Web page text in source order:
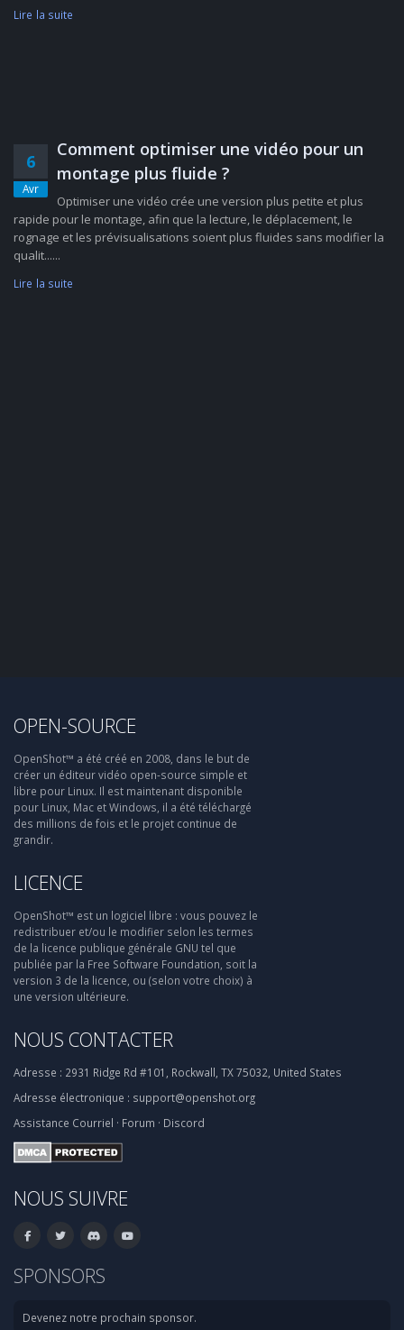
Lire la suite
6
Avr
Comment optimiser une vidéo pour un
montage plus fluide ?
Optimiser une vidéo crée une version plus petite et plus
rapide pour le montage, afin que la lecture, le déplacement, le
rognage et les prévisualisations soient plus fluides sans modifier la
qualit......
Lire la suite
OPEN-SOURCE
OpenShot™ a été créé en 2008, dans le but de
créer un éditeur vidéo open-source simple et
libre pour Linux. Il est maintenant disponible
pour Linux, Mac et Windows, il a été téléchargé
des millions de fois et le projet continue de
grandir.
LICENCE
OpenShot™ est un logiciel libre : vous pouvez le
redistribuer et/ou le modifier selon les termes
de la licence publique générale GNU tel que
publiée par la Free Software Foundation, soit la
version 3 de la licence, ou (selon votre choix) à
une version ultérieure.
NOUS CONTACTER
Adresse : 2931 Ridge Rd #101, Rockwall, TX 75032, United States
Adresse électronique : support@openshot.org
Assistance Courriel · Forum · Discord
NOUS SUIVRE
SPONSORS
Devenez notre prochain sponsor.